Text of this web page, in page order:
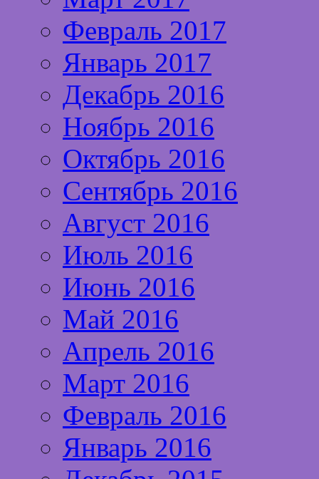
Февраль 2017
Январь 2017
Декабрь 2016
Ноябрь 2016
Октябрь 2016
Сентябрь 2016
Август 2016
Июль 2016
Июнь 2016
Май 2016
Апрель 2016
Март 2016
Февраль 2016
Январь 2016